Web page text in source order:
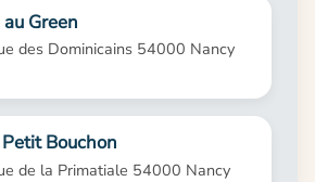
Green
des Dominicains 54000 Nancy
Bouchon
de la Primatiale 54000 Nancy